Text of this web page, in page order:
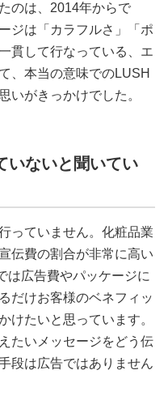
のは、2014年からで
ジは「カラフルさ」「ポ
貫して行なっている、エ
、本当の意味でのLUSH
いがきっかけでした。
いないと聞いてい
っていません。化粧品業
伝費の割合が非常に高い
は広告費やパッケージに
だけお客様のベネフィッ
けたいと思っています。
たいメッセージをどう伝
段は広告ではありません